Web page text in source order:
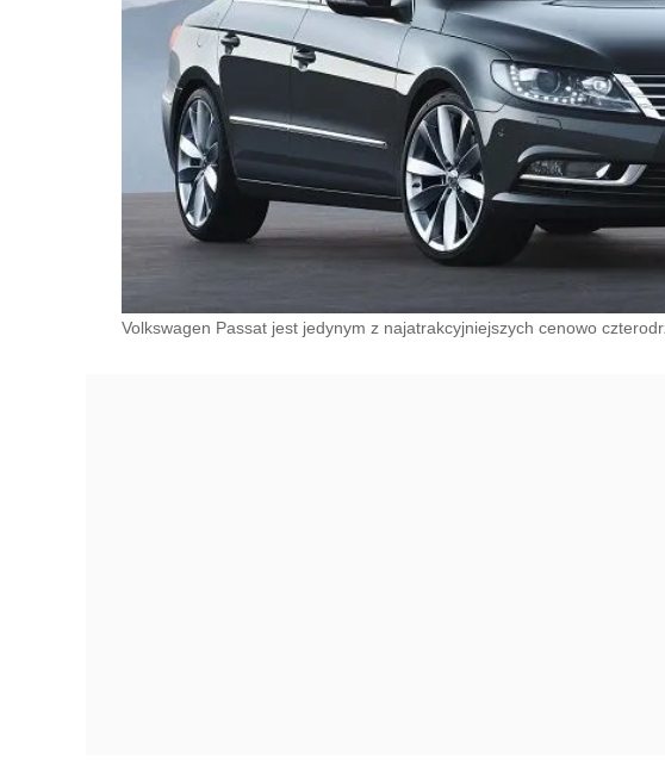
Volkswagen Passat jest jedynym z najatrakcyjniejszych cenowo